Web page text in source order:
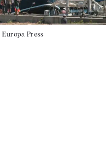
Europa Press